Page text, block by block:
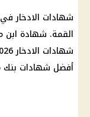
شهادات الادخار
القمة. شهادة ابن
شهادات الادخار
أفضل شهادات